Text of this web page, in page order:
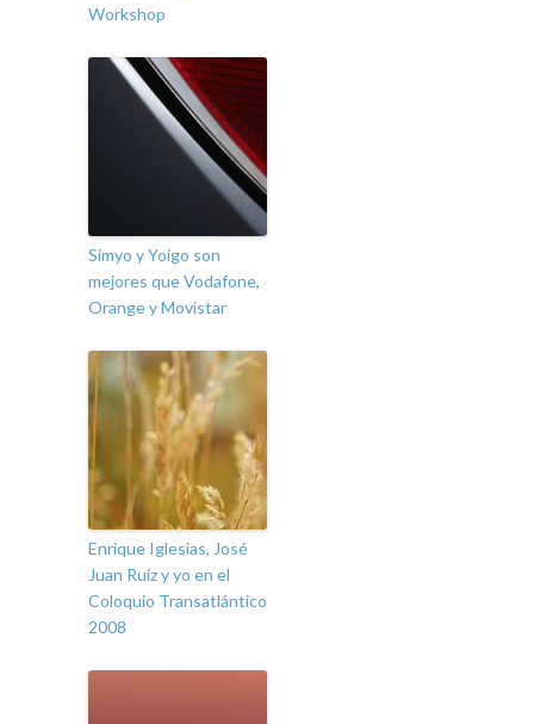
Workshop
Simyo y Yoigo son
mejores que Vodafone,
Orange y Movistar
Enrique Iglesias, José
Juan Ruiz y yo en el
Coloquio Transatlántico
2008